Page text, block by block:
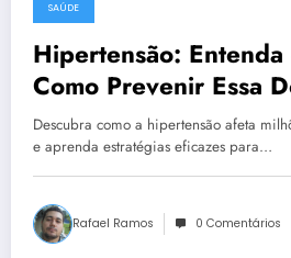
SAÚDE
Hipertensão: Entenda
Como Prevenir Essa
Silenciosa
Descubra como a hipertensão afeta
e aprenda estratégias eficazes para…
Rafael Ramos 0 Comentários